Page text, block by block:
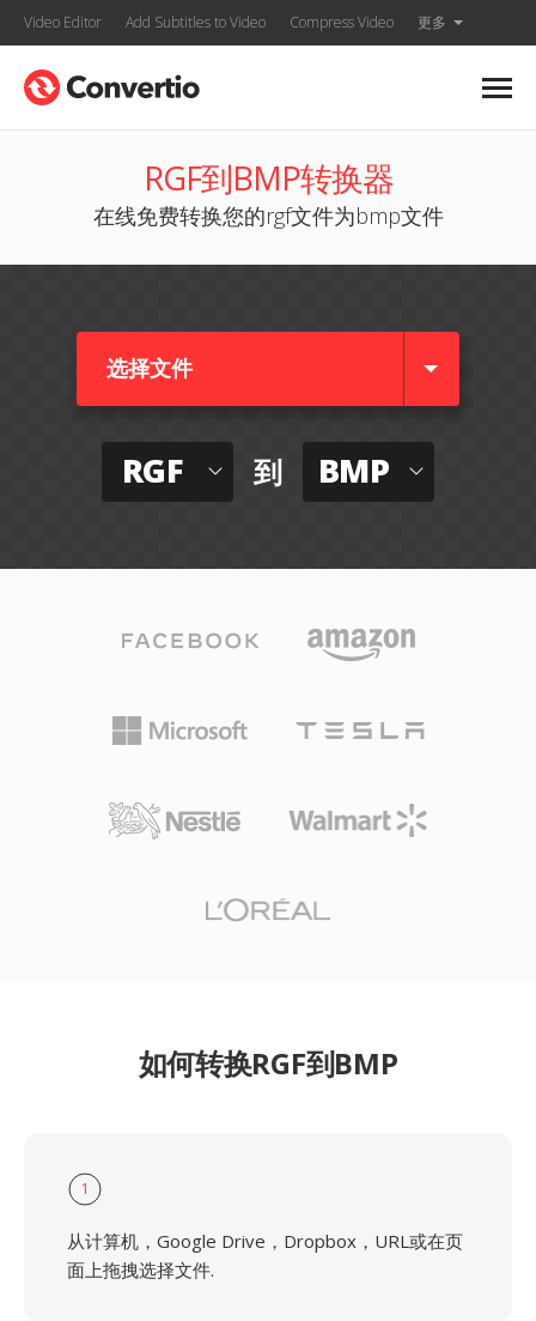
Video Editor Add Subtitles to Video Compress Video 更多
RGF到BMP转换器
在线免费转换您的rgf文件为bmp文件
选择文件
RGF 到 BMP
如何转换RGF到BMP
1
从计算机，Google Drive，Dropbox，URL或在页
面上拖拽选择文件.